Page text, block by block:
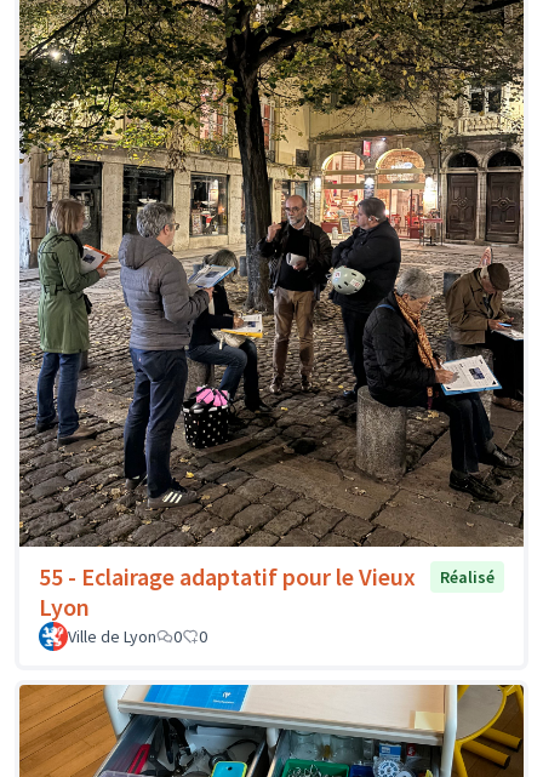
55 - Eclairage adaptatif pour le Vieux
Lyon
Réalisé
Ville de Lyon 0 0